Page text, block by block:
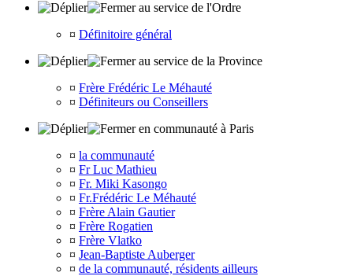
au service de l'Ordre
¤ Définitoire général
au service de la Province
¤ Frère Frédéric Le Méhauté
¤ Définiteurs ou Conseillers
en communauté à Paris
¤ la communauté
¤ Fr Luc Mathieu
¤ Fr. Miki Kasongo
¤ Fr.Frédéric Le Méhauté
¤ Frère Alain Gautier
¤ Frère Rogatien
¤ Frère Vlatko
¤ Jean-Baptiste Auberger
¤ de la communauté, résidents ailleurs